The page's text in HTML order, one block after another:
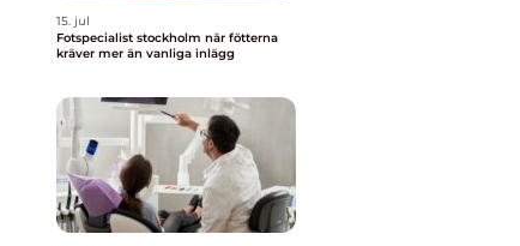
15. jul
Fotspecialist stockholm när fötterna
kräver mer än vanliga inlägg